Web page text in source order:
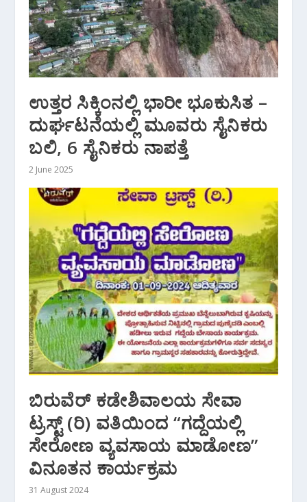
ಉತ್ತರ ಸಿಕ್ಕಿಂನಲ್ಲಿ ಭಾರೀ ಭೂಕುಸಿತ –
ದುರ್ಘಟನೆಯಲ್ಲಿ ಮೂವರು ಸೈನಿಕರು
ಬಲಿ, 6 ಸೈನಿಕರು ನಾಪತ್ತೆ
2 June 2025
ಬಿರುವೆರ್ ಕಡೇಶಿವಾಲಯ ಸೇವಾ
ಟ್ರಸ್ಟ್ (ರಿ) ವತಿಯಿಂದ “ಗದ್ದೆಯಲ್ಲಿ
ಸೇರೋಣ ವ್ಯವಸಾಯ ಮಾಡೋಣ”
ವಿನೂತನ ಕಾರ್ಯಕ್ರಮ
31 August 2024